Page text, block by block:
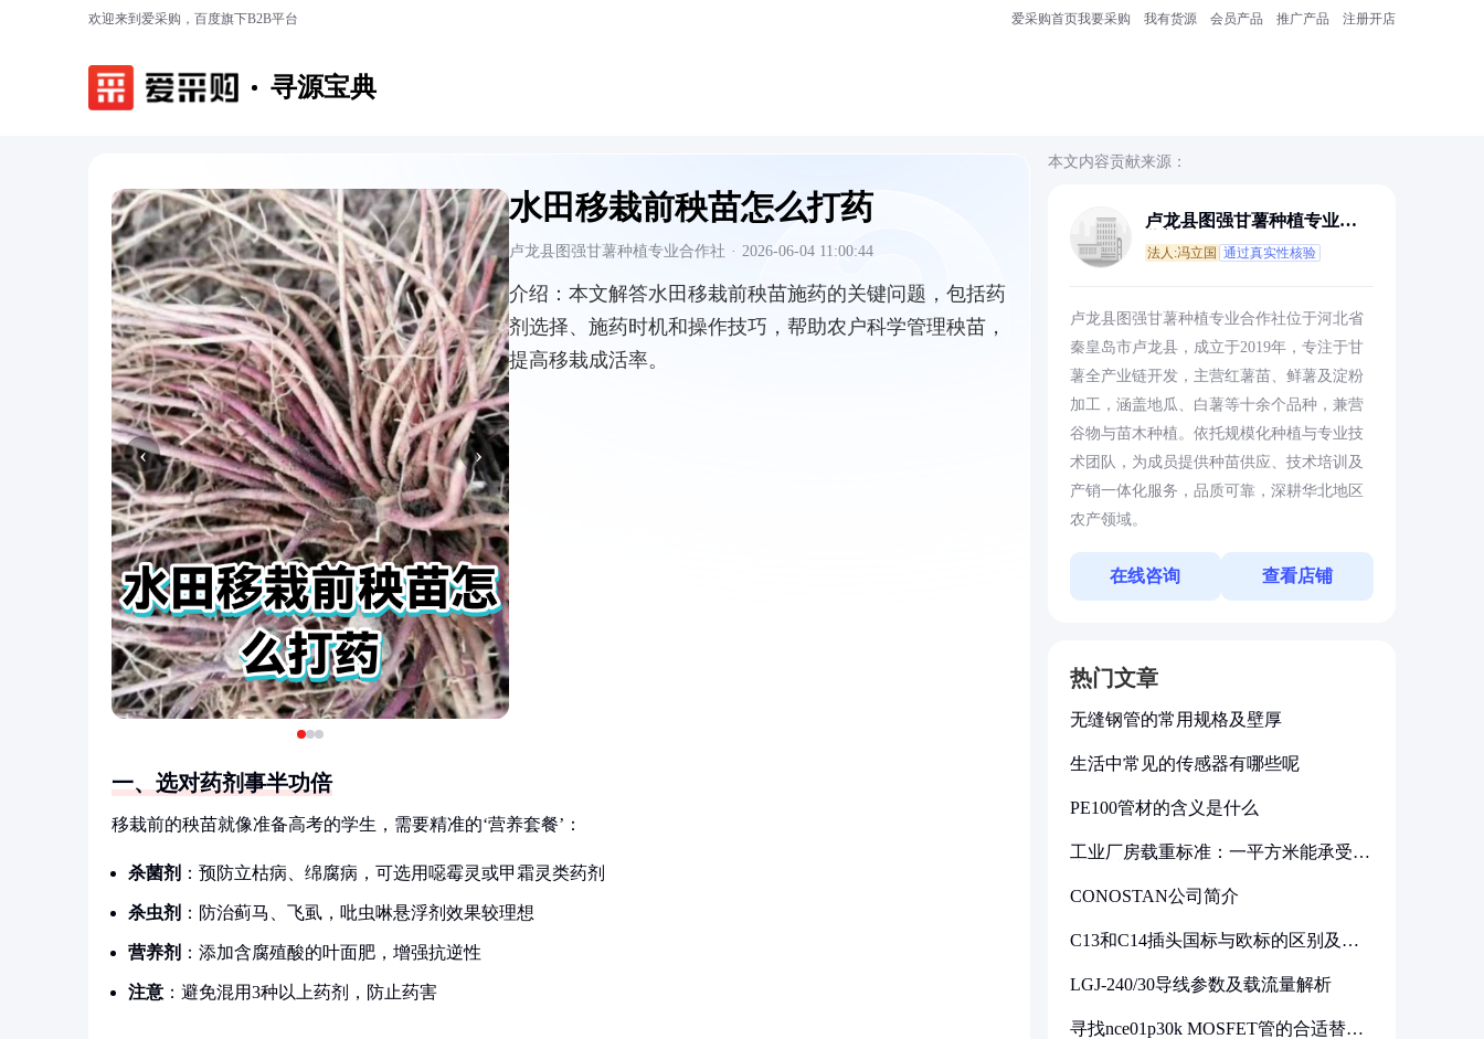
欢迎来到爱采购，百度旗下B2B平台 爱采购首页我要采购 我有货源 会员产品 推广产品 注册开店
寻源宝典
‹ ›
水田移栽前秧苗怎么打药
卢龙县图强甘薯种植专业合作社 · 2026-06-04 11:00:44
介绍： 本文解答水田移栽前秧苗施药的关键问题，包括药
剂选择、施药时机和操作技巧，帮助农户科学管理秧苗，
提高移栽成活率。
一、选对药剂事半功倍
移栽前的秧苗就像准备高考的学生，需要精准的‘营养套餐’：
杀菌剂 ：预防立枯病、绵腐病，可选用噁霉灵或甲霜灵类药剂
杀虫剂 ：防治蓟马、飞虱，吡虫啉悬浮剂效果较理想
营养剂 ：添加含腐殖酸的叶面肥，增强抗逆性
注意 ：避免混用3种以上药剂，防止药害
本文内容贡献来源：
卢龙县图强甘薯种植专业合
法人:冯立国 通过真实性核验
卢龙县图强甘薯种植专业合作社位于河北省
秦皇岛市卢龙县，成立于2019年，专注于甘
薯全产业链开发，主营红薯苗、鲜薯及淀粉
加工，涵盖地瓜、白薯等十余个品种，兼营
谷物与苗木种植。依托规模化种植与专业技
术团队，为成员提供种苗供应、技术培训及
产销一体化服务，品质可靠，深耕华北地区
农产领域。
在线咨询 查看店铺
热门文章
无缝钢管的常用规格及壁厚
生活中常见的传感器有哪些呢
PE100管材的含义是什么
工业厂房载重标准：一平方米能承受多
CONOSTAN公司简介
C13和C14插头国标与欧标的区别及其
LGJ-240/30导线参数及载流量解析
寻找nce01p30k MOSFET管的合适替代